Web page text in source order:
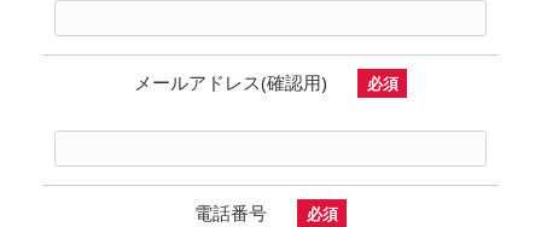
メールアドレス(確認用) 必須
電話番号 必須